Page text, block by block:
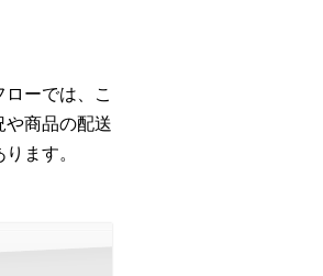
ーでは、こ
や商品の配送
ます。